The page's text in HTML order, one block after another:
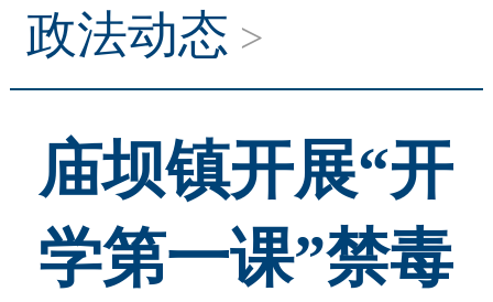
政法动态 >
庙坝镇开展“开
学第一课”禁毒